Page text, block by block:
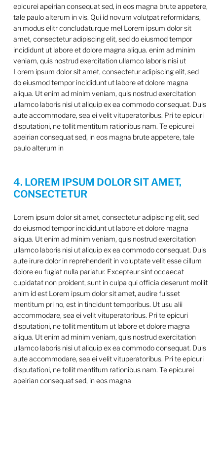
epicurei apeirian consequat sed, in eos magna brute appetere,
tale paulo alterum in vis. Qui id novum volutpat reformidans,
an modus elitr concludaturque mel Lorem ipsum dolor sit
amet, consectetur adipiscing elit, sed do eiusmod tempor
incididunt ut labore et dolore magna aliqua. enim ad minim
veniam, quis nostrud exercitation ullamco laboris nisi ut
Lorem ipsum dolor sit amet, consectetur adipiscing elit, sed
do eiusmod tempor incididunt ut labore et dolore magna
aliqua. Ut enim ad minim veniam, quis nostrud exercitation
ullamco laboris nisi ut aliquip ex ea commodo consequat. Duis
aute accommodare, sea ei velit vituperatoribus. Pri te epicuri
disputationi, ne tollit mentitum rationibus nam. Te epicurei
apeirian consequat sed, in eos magna brute appetere, tale
paulo alterum in
4. LOREM IPSUM DOLOR SIT AMET,
CONSECTETUR
Lorem ipsum dolor sit amet, consectetur adipiscing elit, sed
do eiusmod tempor incididunt ut labore et dolore magna
aliqua. Ut enim ad minim veniam, quis nostrud exercitation
ullamco laboris nisi ut aliquip ex ea commodo consequat. Duis
aute irure dolor in reprehenderit in voluptate velit esse cillum
dolore eu fugiat nulla pariatur. Excepteur sint occaecat
cupidatat non proident, sunt in culpa qui officia deserunt mollit
anim id est Lorem ipsum dolor sit amet, audire fuisset
mentitum pri no, est in tincidunt temporibus. Ut usu alii
accommodare, sea ei velit vituperatoribus. Pri te epicuri
disputationi, ne tollit mentitum ut labore et dolore magna
aliqua. Ut enim ad minim veniam, quis nostrud exercitation
ullamco laboris nisi ut aliquip ex ea commodo consequat. Duis
aute accommodare, sea ei velit vituperatoribus. Pri te epicuri
disputationi, ne tollit mentitum rationibus nam. Te epicurei
apeirian consequat sed, in eos magna